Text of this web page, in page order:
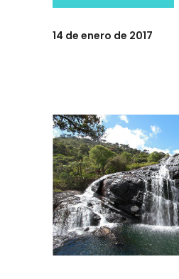
14 de enero de 2017